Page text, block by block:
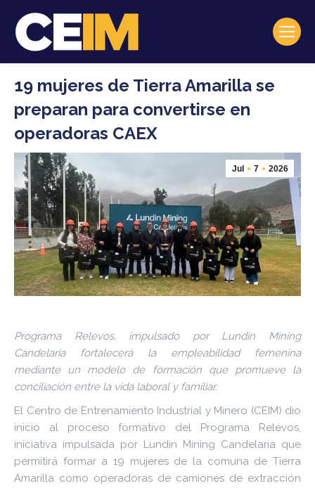
19 mujeres de Tierra Amarilla se
preparan para convertirse en
operadoras CAEX
Jul 7 2026
Programa Relevos, impulsado por Lundin Mining
Candelaria fortalecerá la empleabilidad femenina
mediante un modelo de formación que promueve la
conciliación entre la vida laboral y familiar.
El Centro de Entrenamiento Industrial y Minero (CEIM) dio
inicio al proceso formativo del Programa Relevos,
iniciativa impulsada por Lundin Mining Candelaria que
permitirá formar a 19 mujeres de la comuna de Tierra
Amarilla como operadoras de camiones de extracción